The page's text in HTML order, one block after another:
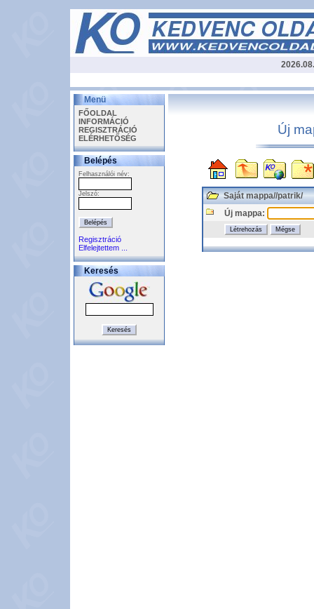
Menü
FŐOLDAL
INFORMÁCIÓ
REGISZTRÁCIÓ
ELÉRHETŐSÉG
Belépés
Felhasználói név:
Jelszó:
Regisztráció
Elfelejtettem ...
Keresés
Új
Saját mappa//patrik/
Új mappa: